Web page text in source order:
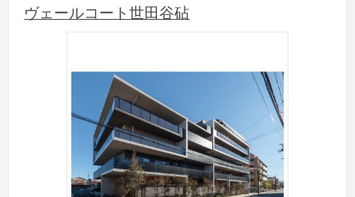
ヴェールコート世田谷砧